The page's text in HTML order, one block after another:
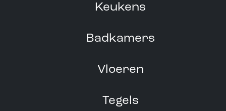
Keukens
Badkamers
Vloeren
Tegels